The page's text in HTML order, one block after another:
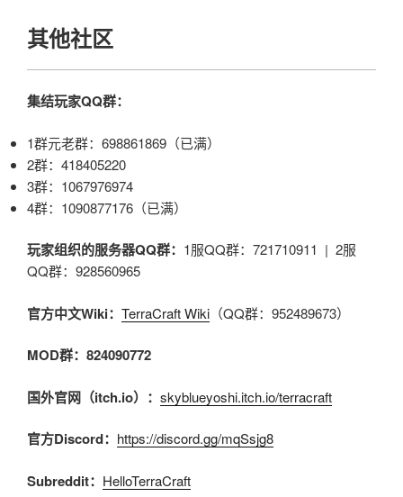
其他社区
集结玩家QQ群：
1群元老群：698861869（已满）
2群：418405220
3群：1067976974
4群：1090877176（已满）
玩家组织的服务器QQ群： 1服QQ群：721710911 | 2服
QQ群：928560965
官方中文Wiki： TerraCraft Wiki （QQ群：952489673）
MOD群：824090772
国外官网（itch.io）： skyblueyoshi.itch.io/terracraft
官方Discord： https://discord.gg/mqSsjg8
Subreddit： HelloTerraCraft